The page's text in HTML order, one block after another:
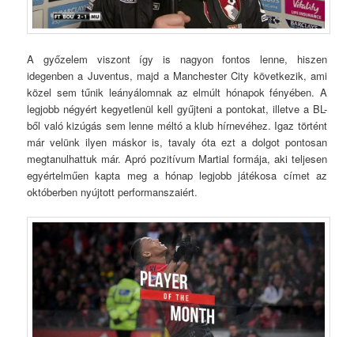
A győzelem viszont így is nagyon fontos lenne, hiszen
idegenben a Juventus, majd a Manchester City következik, ami
közel sem tűnik leányálomnak az elmúlt hónapok fényében. A
legjobb négyért kegyetlenül kell gyűjteni a pontokat, illetve a BL-
ből való kizúgás sem lenne méltó a klub hírnevéhez. Igaz történt
már velünk ilyen máskor is, tavaly óta ezt a dolgot pontosan
megtanulhattuk már. Apró pozitívum Martial formája, aki teljesen
egyértelműen kapta meg a hónap legjobb játékosa címet az
októberben nyújtott performanszaiért.